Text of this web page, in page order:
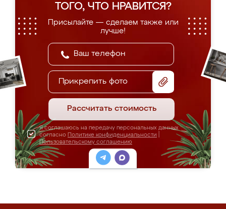
ТОГО, ЧТО НРАВИТСЯ?
Присылайте — сделаем также или
лучше!
Прикрепить фото
Рассчитать стоимость
Я соглашаюсь на передачу персональных данных
согласно Политике конфиденциальности
Пользовательскому соглашению